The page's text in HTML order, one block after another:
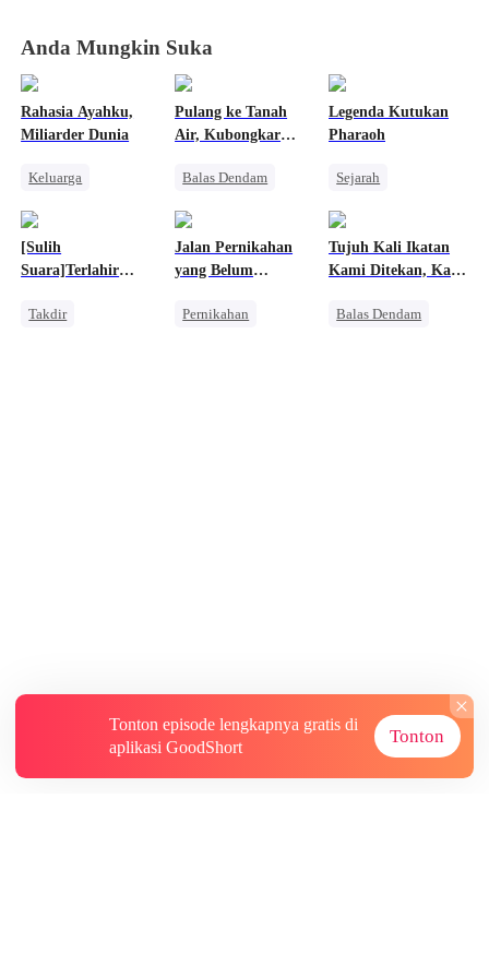
Anda Mungkin Suka
Rahasia Ayahku,
Miliarder Dunia
Keluarga
Pembalasan
Pulang ke Tanah
Air, Kubongkar
Istriku
Balas Dendam
Legenda Kutukan
Pharaoh
Sejarah
Benci
[Sulih
Suara]Terlahir
Bersamamu2
Takdir
Jalan Pernikahan
yang Belum
Pernikahan
Tujuh Kali Ikatan
Kami Ditekan, Kali
Melepaskannya
Balas Dendam
Tonton episode lengkapnya gratis di
aplikasi GoodShort
Tonton